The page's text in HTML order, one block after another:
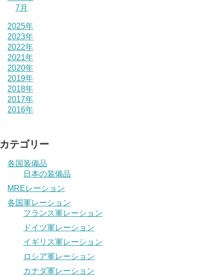
7月
2025年
2023年
2022年
2021年
2020年
2019年
2018年
2017年
2016年
カテゴリー
各国装備品
日本の装備品
MREレーション
各国軍レーション
フランス軍レーション
ドイツ軍レーション
イギリス軍レーション
ロシア軍レーション
カナダ軍レーション